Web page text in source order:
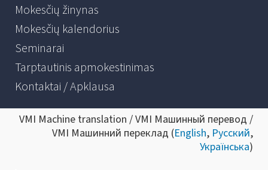
Mokesčių žinynas
Mokesčių kalendorius
Seminarai
Tarptautinis apmokestinimas
Kontaktai / Apklausa
VMI Machine translation / VMI Машинный перевод /
VMI Машинний переклад (English, Русский,
Українська)